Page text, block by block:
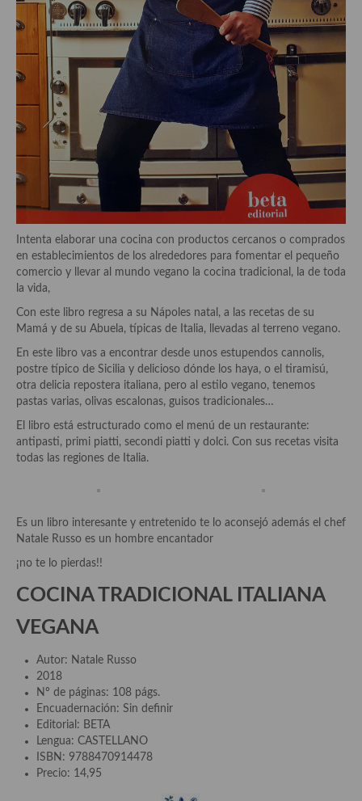
Acompañamientos
Airfryer recetas
Aderezos, salsas, vinagretas, especias, hierbas aromáticas o
aditivos
Especias, mezclas de especias
Hierbas aromáticas
Aceites
Mojos y pastas
Sales y polvos
Adobos
Aperitivos
Bebidas
Bocadillos, hamburguesas, sándwich, emparedados, tostas y
demás
Entrantes
Arroces Y fideuás
Legumbres y cereales
Cuscús
Huevos
Intenta elaborar una cocina con productos cercanos o comprados
en establecimientos de los alrededores para fomentar el pequeño
comercio y llevar al mundo vegano la cocina tradicional, la de toda
la vida,
Con este libro regresa a su Nápoles natal, a las recetas de su
Mamá y de su Abuela, típicas de Italia, llevadas al terreno vegano.
En este libro vas a encontrar desde unos estupendos cannolis,
postre típico de Sicilia y delicioso dónde los haya, o el tiramisú,
otra delicia repostera italiana, pero al estilo vegano, tenemos
pastas varias, olivas escalonas, guisos tradicionales…
El libro está estructurado como el menú de un restaurante:
antipasti, primi piatti, secondi piatti y dolci. Con sus recetas visita
todas las regiones de Italia.
Es un libro interesante y entretenido te lo aconsejó además el chef
Natale Russo es un hombre encantador
¡no te lo pierdas!!
COCINA TRADICIONAL ITALIANA
VEGANA
Autor: Natale Russo
2018
Nº de páginas: 108 págs.
Encuadernación: Sin definir
Editorial: BETA
Lengua: CASTELLANO
ISBN: 9788470914478
Precio: 14,95